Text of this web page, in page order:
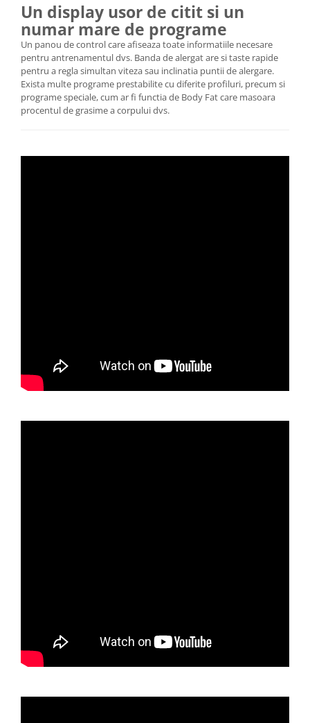
Un display usor de citit si un
numar mare de programe
Un panou de control care afiseaza toate informatiile necesare
pentru antrenamentul dvs. Banda de alergat are si taste rapide
pentru a regla simultan viteza sau inclinatia puntii de alergare.
Exista multe programe prestabilite cu diferite profiluri, precum si
programe speciale, cum ar fi functia de Body Fat care masoara
procentul de grasime a corpului dvs.